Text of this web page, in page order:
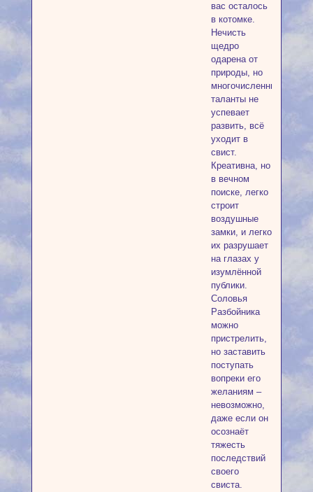
вас осталось
в котомке.
Нечисть
щедро
одарена от
природы, но
многочисленные
таланты не
успевает
развить, всё
уходит в
свист.
Креативна, но
в вечном
поиске, легко
строит
воздушные
замки, и легко
их разрушает
на глазах у
изумлённой
публики.
Соловья
Разбойника
можно
пристрелить,
но заставить
поступать
вопреки его
желаниям –
невозможно,
даже если он
осознаёт
тяжесть
последствий
своего
свиста.